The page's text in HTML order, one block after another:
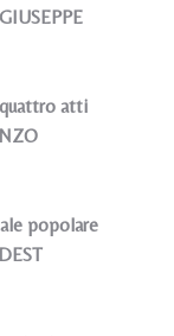
atti
popolare